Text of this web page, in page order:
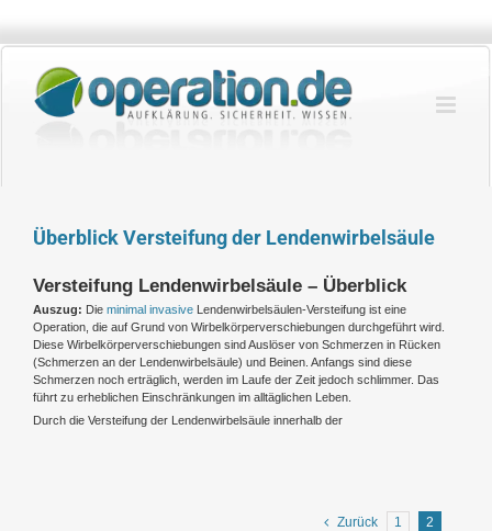
springen
Überblick Versteifung der Lendenwirbelsäule
Versteifung Lendenwirbelsäule – Überblick
Auszug: Die minimal invasive Lendenwirbelsäulen-Versteifung ist eine
Operation, die auf Grund von Wirbelkörperverschiebungen durchgeführt wird.
Diese Wirbelkörperverschiebungen sind Auslöser von Schmerzen in Rücken
(Schmerzen an der Lendenwirbelsäule) und Beinen. Anfangs sind diese
Schmerzen noch erträglich, werden im Laufe der Zeit jedoch schlimmer. Das
führt zu erheblichen Einschränkungen im alltäglichen Leben.
Durch die Versteifung der Lendenwirbelsäule innerhalb der
Zurück 1 2